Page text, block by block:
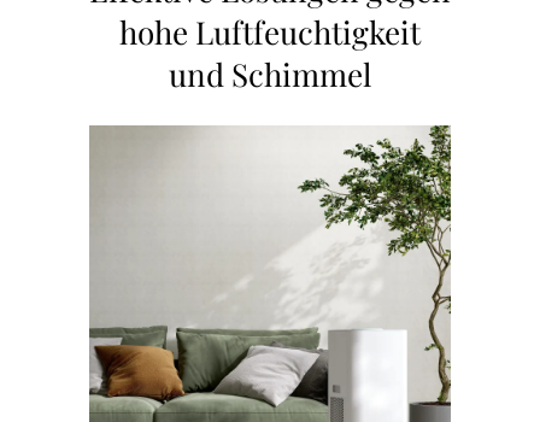
hohe Luftfeuchtigkeit
und Schimmel